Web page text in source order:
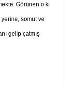
Görünen o ki
somut ve
gelip çatmış